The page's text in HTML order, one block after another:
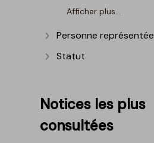
Afficher plus...
Afficher plus
Personne représentée
Afficher plus
Statut
Notices les plus
consultées